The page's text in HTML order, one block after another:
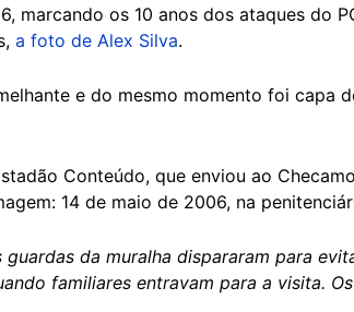
marcando os 10 anos dos ataques do
a foto de Alex Silva.
e do mesmo momento foi capa
Conteúdo, que enviou ao
14 de maio de 2006, na
guardas da muralha dispararam para
familiares entravam para a visita.